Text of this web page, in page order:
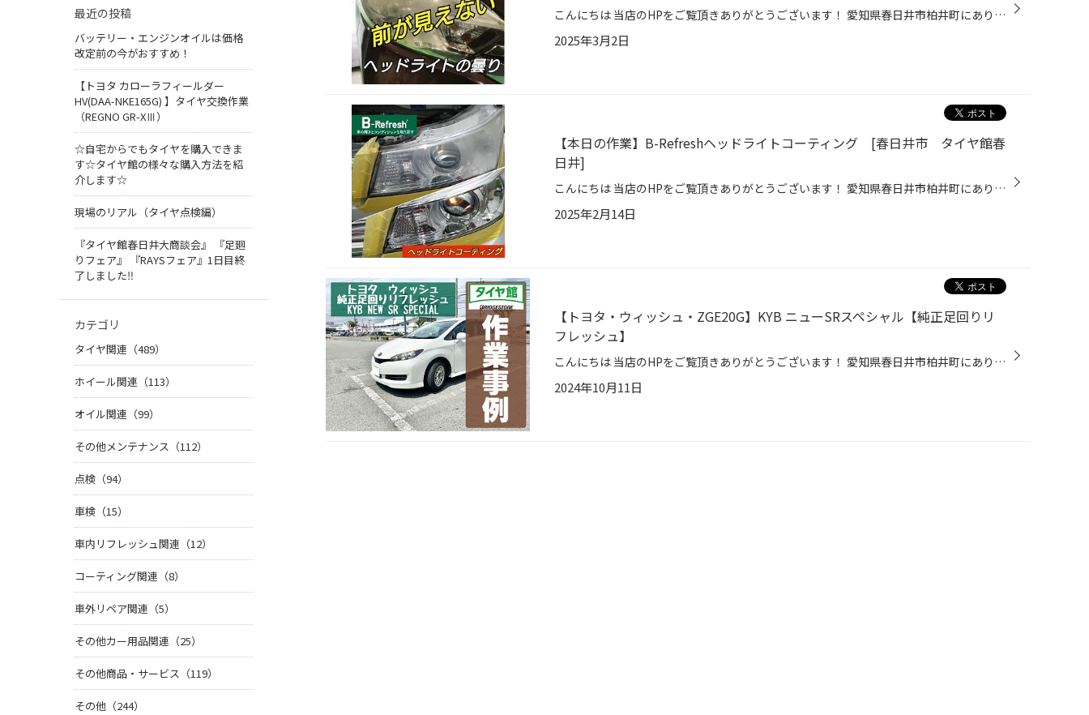
こんにちは 当店のHPをご覧頂きありがとうございます！ 愛知県春日井市柏井町にありますタイヤ館春日井です！ 【↓アクセスMAP↓】 https://www.taiyakan.co.jp/shop/kasugai/about/access/ 本日は、タイヤ館のB-Refresh の1つ『ヘッドライトコーティング』をさせて頂きました。 本日ご紹介するのは、...
2025年3月2日
【本日の作業】B-Refreshヘッドライトコーティング [春日井市 タイヤ館春
日井]
こんにちは 当店のHPをご覧頂きありがとうございます！ 愛知県春日井市柏井町にありますタイヤ館春日井です！ 【↓アクセスMAP↓】 https://www.taiyakan.co.jp/shop/kasugai/about/access/ タイヤ館春日井です。 本日は、タイヤ館のB-Refresh の1つ『ヘッドライトコーティング』をさせて頂きました。...
2025年2月14日
【トヨタ・ウィッシュ・ZGE20G】KYB ニューSRスペシャル【純正足回りリ
フレッシュ】
こんにちは 当店のHPをご覧頂きありがとうございます！ 愛知県春日井市柏井町にありますタイヤ館春日井です！ 【↓アクセスMAP↓】 https://www.taiyakan.co.jp/shop/kasugai/about/access/ 本日は タイヤ館スズカ店 取付事例です。 タイヤ館春日井は 『KYB STREET STYLE SHOP』です。 スズカ店と同じ...
2024年10月11日
最近の投稿
バッテリー・エンジンオイルは価格
改定前の今がおすすめ！
【トヨタ カローラフィールダー
HV(DAA-NKE165G) 】タイヤ交換作業
（REGNO GR-XⅢ）
☆自宅からでもタイヤを購入できま
す☆タイヤ館の様々な購入方法を紹
介します☆
現場のリアル（タイヤ点検編）
『タイヤ館春日井大商談会』 『足廻
りフェア』 『RAYSフェア』1日目終
了しました‼
カテゴリ
タイヤ関連（489）
ホイール関連（113）
オイル関連（99）
その他メンテナンス（112）
点検（94）
車検（15）
車内リフレッシュ関連（12）
コーティング関連（8）
車外リペア関連（5）
その他カー用品関連（25）
その他商品・サービス（119）
その他（244）